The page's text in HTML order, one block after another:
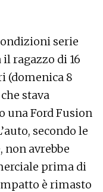
serie
ragazzo di 16
(domenica 8
stava
una Ford Fusion
secondo le
avrebbe
prima di
è rimasto